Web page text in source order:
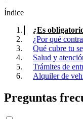
Índice
¿Es
¿Por qué
Qué cubre tu
Salud y
Trámites de
Alquiler de
Preguntas